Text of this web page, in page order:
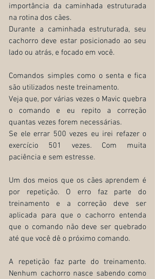
importância da caminhada estruturada
na rotina dos cães.
Durante a caminhada estruturada, seu
cachorro deve estar posicionado ao seu
lado ou atrás, e focado em você.
Comandos simples como o senta e fica
são utilizados neste treinamento.
Veja que, por várias vezes o Mavic quebra
o comando e eu repito a correção
quantas vezes forem necessárias.
Se ele errar 500 vezes eu irei refazer o
exercício 501 vezes. Com muita
paciência e sem estresse.
Um dos meios que os cães aprendem é
por repetição. O erro faz parte do
treinamento e a correção deve ser
aplicada para que o cachorro entenda
que o comando não deve ser quebrado
até que você dê o próximo comando.
A repetição faz parte do treinamento.
Nenhum cachorro nasce sabendo como